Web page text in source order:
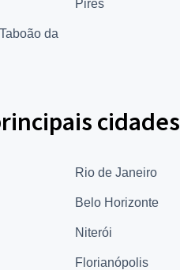
Pires
da
cidades
Rio de Janeiro
Belo Horizonte
Niterói
Florianópolis